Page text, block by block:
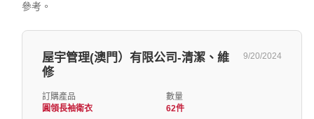
參考。
屋宇管理(澳門）有限公司-清潔、維
修
9/20/2024
訂購產品
圓領長袖衛衣
數量
62件